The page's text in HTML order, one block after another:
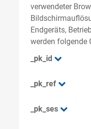
verwendeter
Endgeräts,
werden folgende
_pk_id
_pk_ref
_pk_ses